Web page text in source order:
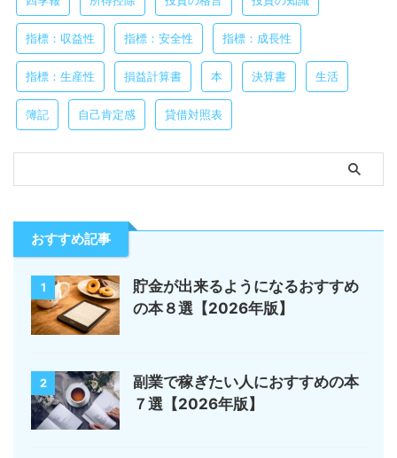
指標：収益性 指標：安全性 指標：成長性
指標：生産性 損益計算書 本 決算書 生活
簿記 自己肯定感 貸借対照表
おすすめ記事
1
貯金が出来るようになるおすすめ
の本８選【2026年版】
2
副業で稼ぎたい人におすすめの本
７選【2026年版】